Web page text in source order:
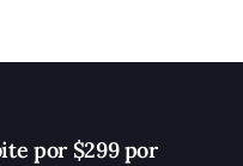
por $299 por